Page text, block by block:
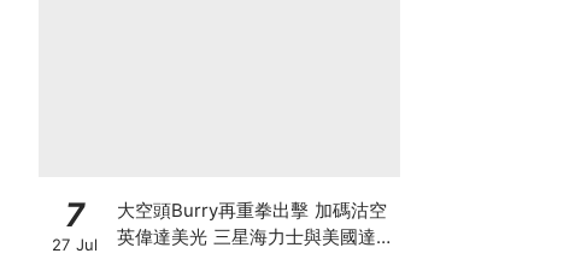
7
27 Jul
大空頭Burry再重拳出擊 加碼沽空
英偉達美光 三星海力士與美國達成